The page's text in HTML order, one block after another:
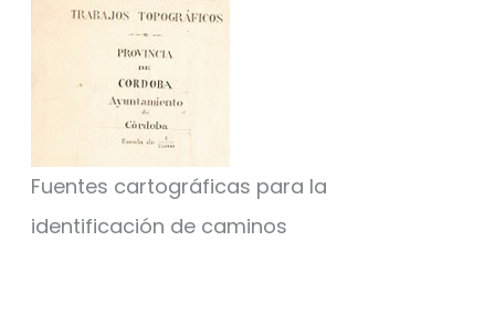
Fuentes cartográficas para la
identificación de caminos